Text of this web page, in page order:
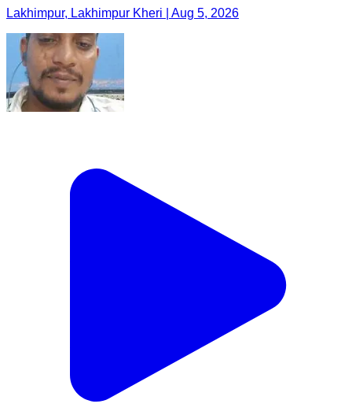
Lakhimpur, Lakhimpur Kheri | Aug 5, 2026